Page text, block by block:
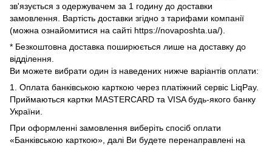
зв'язується з одержувачем за 1 годину до доставки
замовлення. Вартість доставки згідно з тарифами компанії
(можна ознайомитися на сайті https://novaposhta.ua/).
* Безкоштовна доставка поширюється лише на доставку до
відділення.
Ви можете вибрати один із наведених нижче варіантів оплати:
1. Оплата банківською карткою через платіжний сервіс LiqPay.
Приймаються картки MASTERCARD та VISA будь-якого банку
України.
При оформленні замовлення виберіть спосіб оплати
«Банківською карткою», далі Ви будете перенаправлені на